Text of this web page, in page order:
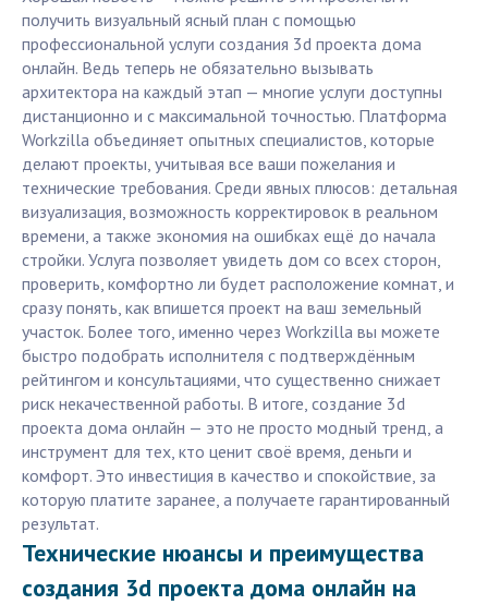
получить визуальный ясный план с помощью
профессиональной услуги создания 3d проекта дома
онлайн. Ведь теперь не обязательно вызывать
архитектора на каждый этап — многие услуги доступны
дистанционно и с максимальной точностью. Платформа
Workzilla объединяет опытных специалистов, которые
делают проекты, учитывая все ваши пожелания и
технические требования. Среди явных плюсов: детальная
визуализация, возможность корректировок в реальном
времени, а также экономия на ошибках ещё до начала
стройки. Услуга позволяет увидеть дом со всех сторон,
проверить, комфортно ли будет расположение комнат, и
сразу понять, как впишется проект на ваш земельный
участок. Более того, именно через Workzilla вы можете
быстро подобрать исполнителя с подтверждённым
рейтингом и консультациями, что существенно снижает
риск некачественной работы. В итоге, создание 3d
проекта дома онлайн — это не просто модный тренд, а
инструмент для тех, кто ценит своё время, деньги и
комфорт. Это инвестиция в качество и спокойствие, за
которую платите заранее, а получаете гарантированный
результат.
Технические нюансы и преимущества
создания 3d проекта дома онлайн на